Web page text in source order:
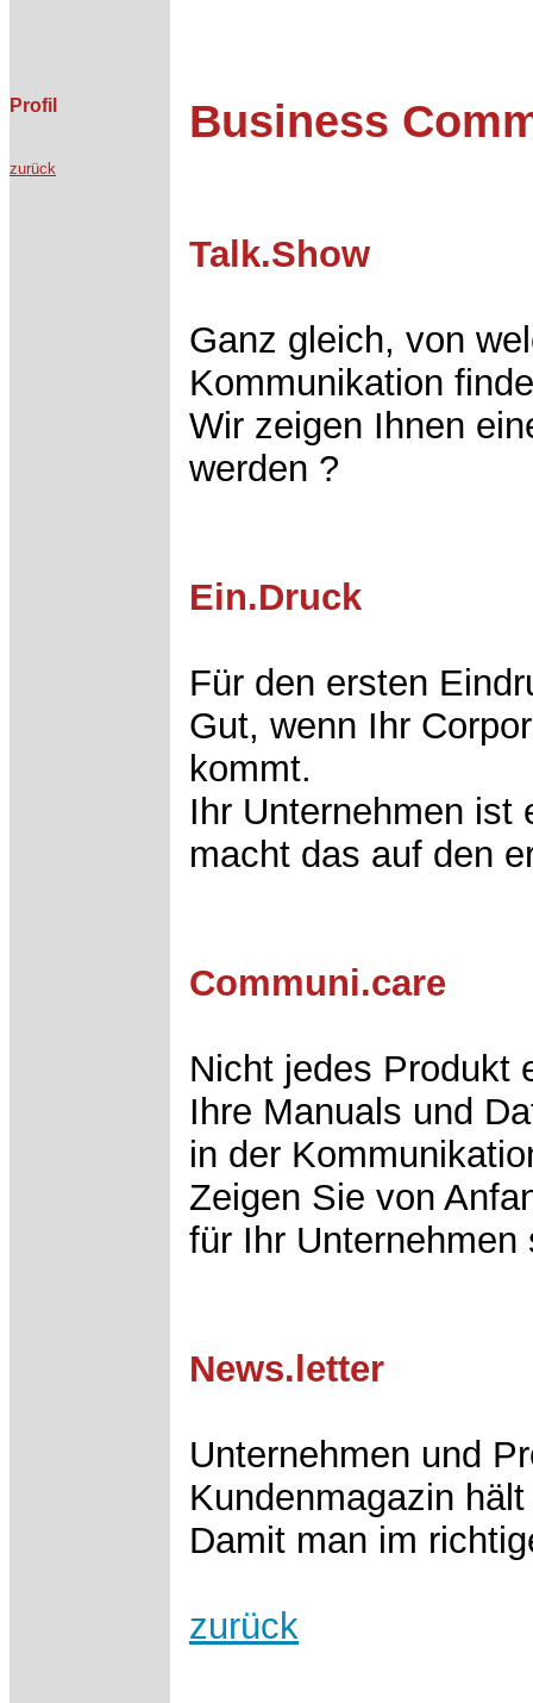
Profil
zurück
Business
Talk.Show
Ganz gleich, von
Kommunikation
Wir zeigen Ihnen
werden ?
Ein.Druck
Für den ersten
Gut, wenn Ihr
kommt.
Ihr Unternehmen ist
macht das auf den
Communi.care
Nicht jedes Produkt
Ihre Manuals und
in der
Zeigen Sie von
für Ihr Unternehmen
News.letter
Unternehmen und
Kundenmagazin
Damit man im
zurück